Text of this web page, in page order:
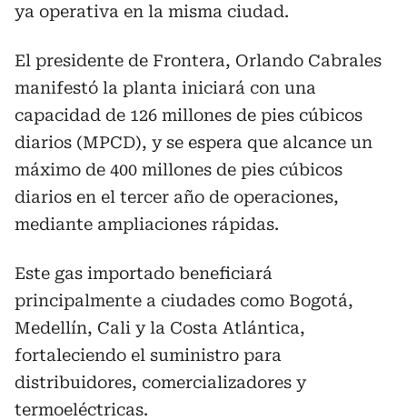
ya operativa en la misma ciudad.
El presidente de Frontera, Orlando Cabrales
manifestó la planta iniciará con una
capacidad de 126 millones de pies cúbicos
diarios (MPCD), y se espera que alcance un
máximo de 400 millones de pies cúbicos
diarios en el tercer año de operaciones,
mediante ampliaciones rápidas.
Este gas importado beneficiará
principalmente a ciudades como Bogotá,
Medellín, Cali y la Costa Atlántica,
fortaleciendo el suministro para
distribuidores, comercializadores y
termoeléctricas.